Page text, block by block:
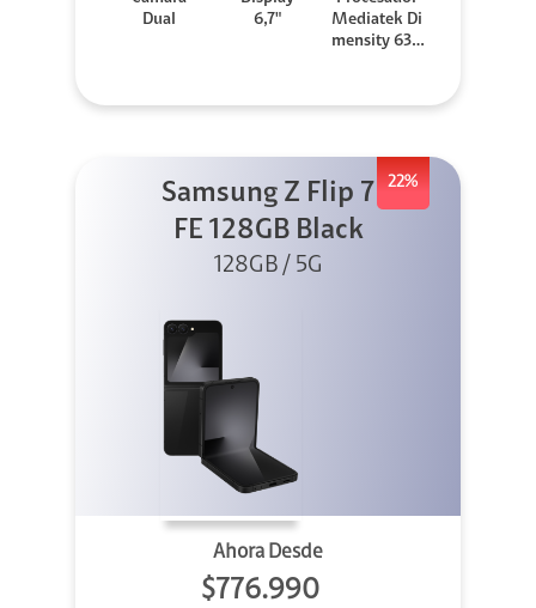
Dual
6,7"
Mediatek Di
mensity 630
22%
Samsung Z Flip 7
FE 128GB Black
128GB / 5G
Ahora Desde
$776.990